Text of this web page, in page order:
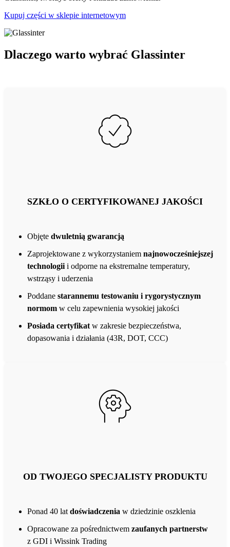
Kupuj części w sklepie internetowym
Dlaczego warto wybrać Glassinter
SZKŁO O CERTYFIKOWANEJ JAKOŚCI
Objęte dwuletnią gwarancją
Zaprojektowane z wykorzystaniem najnowocześniejszej
technologii i odporne na ekstremalne temperatury,
wstrząsy i uderzenia
Poddane starannemu testowaniu i rygorystycznym
normom w celu zapewnienia wysokiej jakości
Posiada certyfikat w zakresie bezpieczeństwa,
dopasowania i działania (43R, DOT, CCC)
OD TWOJEGO SPECJALISTY PRODUKTU
Ponad 40 lat doświadczenia w dziedzinie oszklenia
Opracowane za pośrednictwem zaufanych partnerstw
z GDI i Wissink Trading